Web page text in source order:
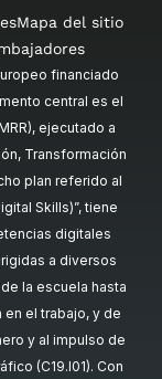
Mapa del sitio
financiado
central es el
ejecutado a
Transformación
plan referido al
Skills)”, tiene
digitales
a diversos
la escuela hasta
el trabajo, y de
y al impulso de
(C19.I01). Con